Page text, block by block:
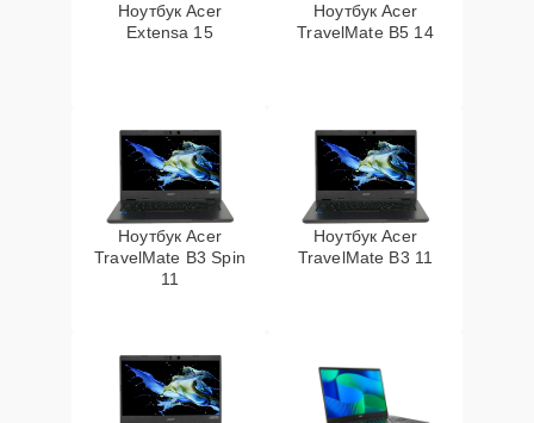
Ноутбук Acer
Extensa 15
Ноутбук Acer
TravelMate B5 14
Ноутбук Acer
TravelMate B3 Spin
11
Ноутбук Acer
TravelMate B3 11